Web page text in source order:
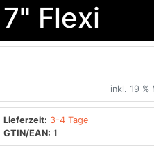
Flexi
inkl. 19 %
Lieferzeit: 3-4 Tage
GTIN/EAN: 1